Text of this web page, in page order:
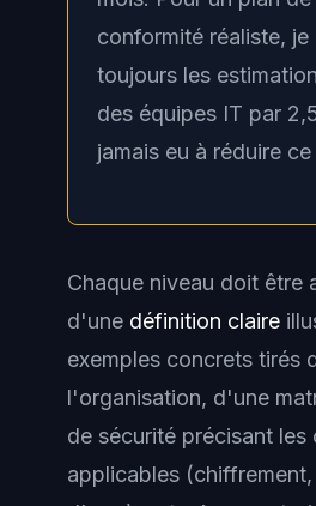
conformité réaliste, je
toujours les
des équipes IT par
jamais eu à réduire
Chaque niveau doit être
d'une définition claire
exemples concrets tirés
l'organisation, d'une
de sécurité précisant les
applicables